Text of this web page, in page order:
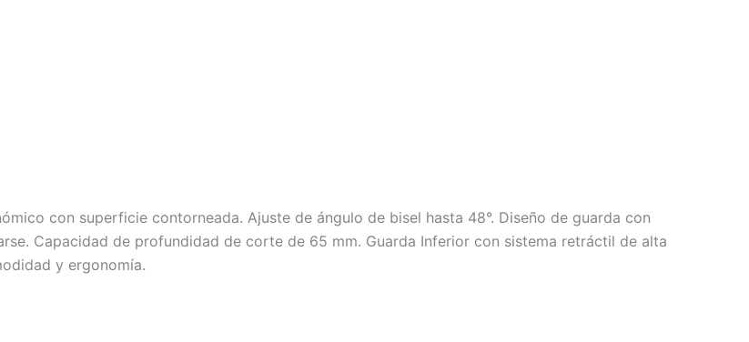
con superficie contorneada. Ajuste de ángulo de bisel hasta 48°. Diseño de guarda con
Capacidad de profundidad de corte de 65 mm. Guarda Inferior con sistema retráctil de alta
y ergonomía.